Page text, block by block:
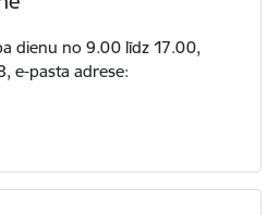
dienu no 9.00 līdz 17.00,
e-pasta adrese: